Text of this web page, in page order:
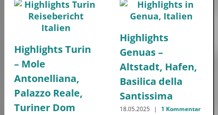
Highlights Turin
– Mole
Antonelliana,
Palazzo Reale,
Turiner Dom
Highlights
Genuas –
Altstadt, Hafen,
Basilica della
Santissima
18.05.2025 | 1 Kommentar